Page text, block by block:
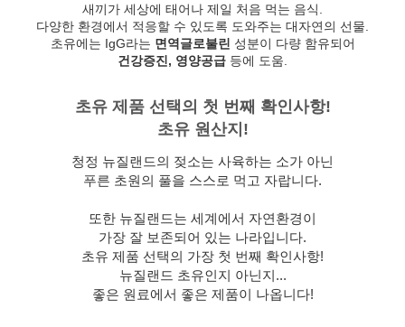
새끼가 세상에 태어나 제일 처음 먹는 음식.
다양한 환경에서 적응할 수 있도록 도와주는 대자연의 선물.
초유에는 IgG라는 면역글로불린 성분이 다량 함유되어
건강증진, 영양공급 등에 도움.
초유 제품 선택의 첫 번째 확인사항!
초유 원산지!
청정 뉴질랜드의 젖소는 사육하는 소가 아닌
푸른 초원의 풀을 스스로 먹고 자랍니다.
또한 뉴질랜드는 세계에서 자연환경이
가장 잘 보존되어 있는 나라입니다.
초유 제품 선택의 가장 첫 번째 확인사항!
뉴질랜드 초유인지 아닌지...
좋은 원료에서 좋은 제품이 나옵니다!